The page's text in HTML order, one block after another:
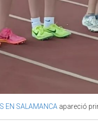
EN SALAMANCA apareció